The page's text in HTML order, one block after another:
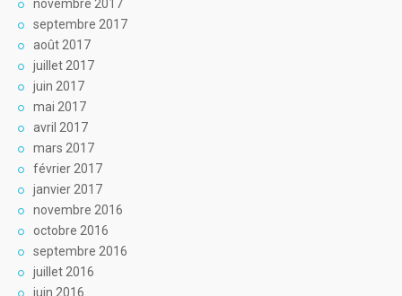
novembre 2017
septembre 2017
août 2017
juillet 2017
juin 2017
mai 2017
avril 2017
mars 2017
février 2017
janvier 2017
novembre 2016
octobre 2016
septembre 2016
juillet 2016
juin 2016